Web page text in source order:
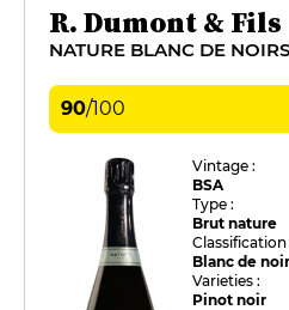
R. Dumont & Fils
NATURE BLANC DE NOIRS
90/100
Vintage :
BSA
Type :
Brut nature
Classification
Blanc de
Varieties :
Pinot noir